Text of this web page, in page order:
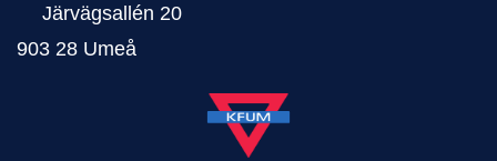
Järvägsallén 20
903 28 Umeå